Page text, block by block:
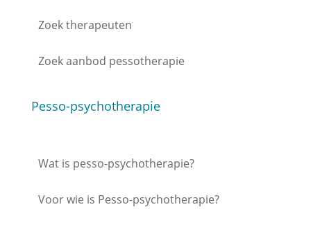
Zoek therapeuten
Zoek aanbod pessotherapie
Pesso-psychotherapie
Wat is pesso-psychotherapie?
Voor wie is Pesso-psychotherapie?